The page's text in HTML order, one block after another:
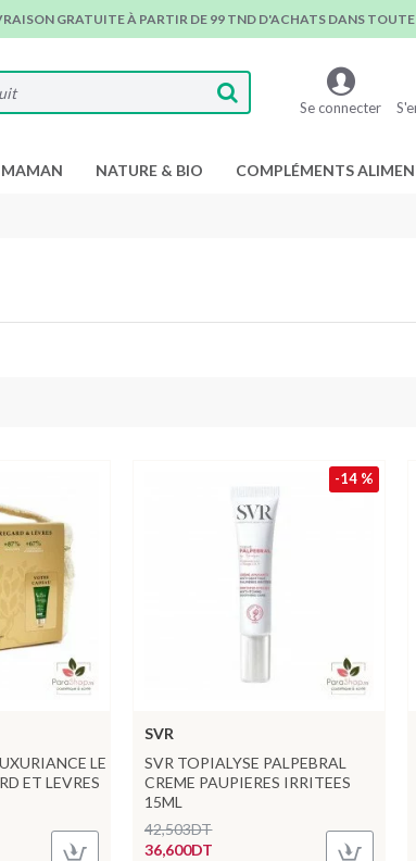
GRATUITE À PARTIR DE 99 TND D'ACHATS DANS
Se connecter
MAMAN NATURE & BIO COMPLÉMENTS
LE
ET LEVRES
-14 %
SVR
SVR TOPIALYSE PALPEBRAL
CREME PAUPIERES IRRITEES
15ML
36,600DT
42,503DT